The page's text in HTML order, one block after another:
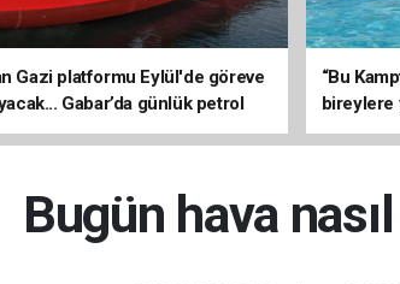
Gazi platformu Eylül'de göreve
Gabar’da günlük petrol
83 bin 200 varile ulaştı
“Bu
bireylere
Bugün hava